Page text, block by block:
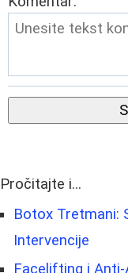
Pročitajte i...
Botox Tretmani:
Intervencije
Facelifting i